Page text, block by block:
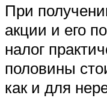
При
акции и его
налог
половины
как и для